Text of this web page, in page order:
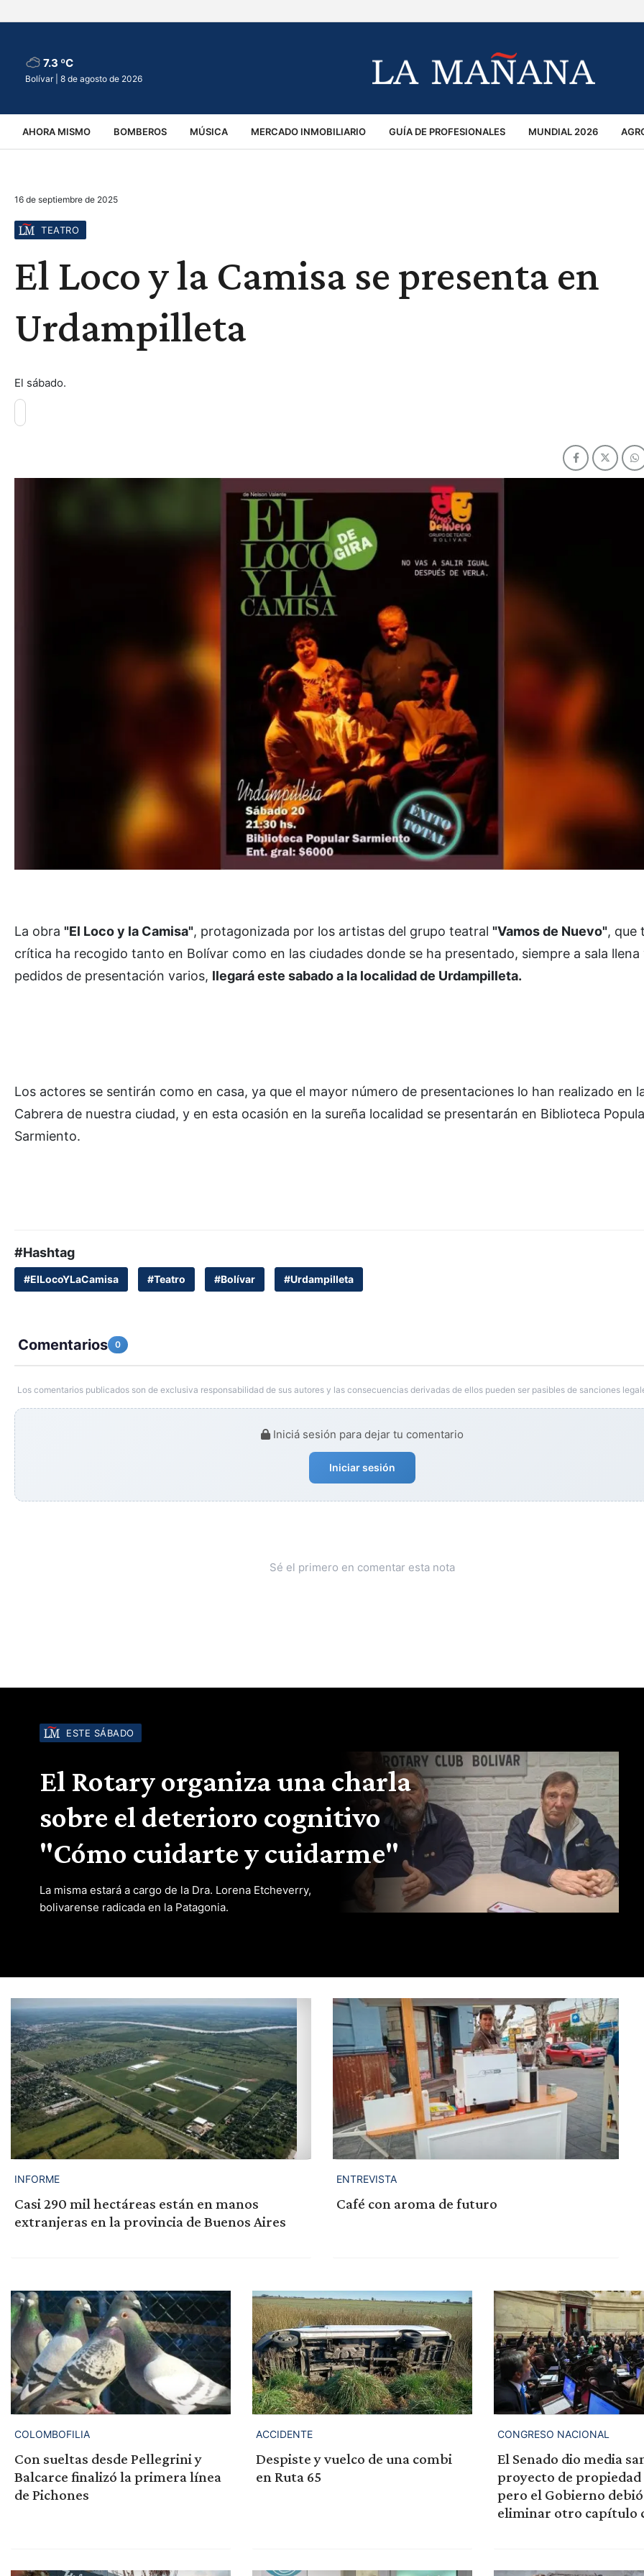
7.3 ºC
Bolívar | 8 de agosto de 2026
AHORA MISMO BOMBEROS MÚSICA MERCADO INMOBILIARIO GUÍA DE PROFESIONALES MUNDIAL 2026
VIRALES ACCIDENTES
16 de septiembre de 2025
TEATRO
El Loco y la Camisa se presenta en
Urdampilleta
El sábado.
La obra "El Loco y la Camisa", protagonizada por los artistas del grupo teatral "Vamos de Nuevo", que
crítica ha recogido tanto en Bolívar como en las ciudades donde se ha presentado, siempre a sala llena
pedidos de presentación varios, llegará este sabado a la localidad de Urdampilleta.
Los actores se sentirán como en casa, ya que el mayor número de presentaciones lo han realizado en
Cabrera de nuestra ciudad, y en esta ocasión en la sureña localidad se presentarán en Biblioteca
Sarmiento.
#Hashtag
#ElLocoYLaCamisa #Teatro #Bolívar #Urdampilleta
Comentarios 0
Los comentarios publicados son de exclusiva responsabilidad de sus autores y las consecuencias derivadas de ellos pueden ser pasibles de sanciones
Iniciá sesión para dejar tu comentario
Iniciar sesión
Sé el primero en comentar esta nota
ESTE SÁBADO
El Rotary organiza una charla
sobre el deterioro cognitivo
"Cómo cuidarte y cuidarme"
La misma estará a cargo de la Dra. Lorena Etcheverry,
bolivarense radicada en la Patagonia.
INFORME
Casi 290 mil hectáreas están en manos
extranjeras en la provincia de Buenos Aires
ENTREVISTA
Café con aroma de futuro
COLOMBOFILIA
Con sueltas desde Pellegrini y
Balcarce finalizó la primera línea
de Pichones
ACCIDENTE
Despiste y vuelco de una combi
en Ruta 65
CONGRESO NACIONAL
El Senado dio media
proyecto de
pero el Gobierno
eliminar otro capítulo